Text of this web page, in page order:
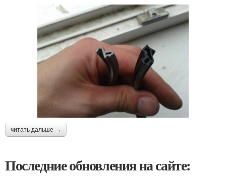
читать дальше →
Последние обновления на сайте: